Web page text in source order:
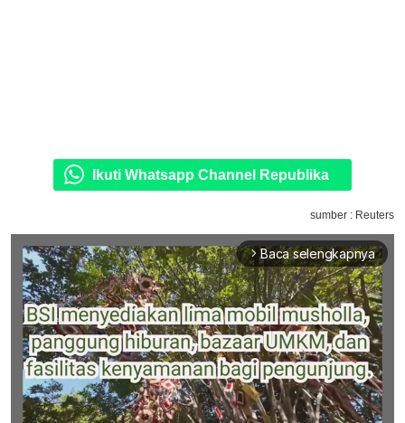
Ikuti Whatsapp Channel Republika
sumber : Reuters
arrow_forward_ios Baca selengkapnya